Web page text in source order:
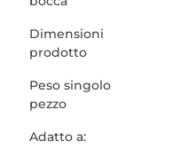
Dimensioni
prodotto
Peso singolo
pezzo
Adatto a: